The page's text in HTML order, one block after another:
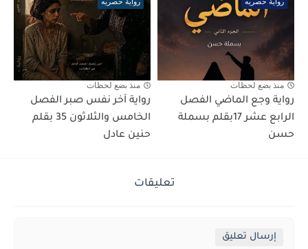
منذ بضع لحظات
رواية وجع الماضي الفصل
الرابع عشر 17بقلم بسملة
حسن
منذ بضع لحظات
رواية آخر نفس صبر الفصل
الخامس والثلاثون 35 بقلم
حنين عادل
تعليقات
إرسال تعليق